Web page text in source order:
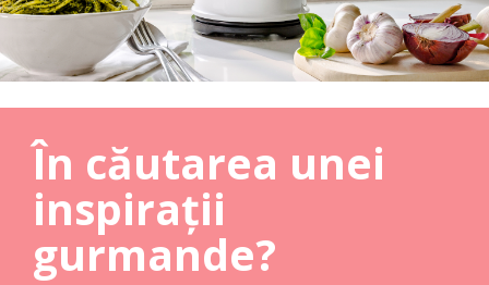
În căutarea unei
inspirații
gurmande?